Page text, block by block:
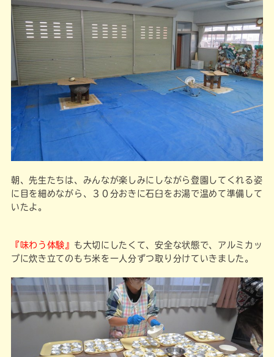
朝、先生たちは、みんなが楽しみにしながら登園してくれる姿
に目を細めながら、３０分おきに石臼をお湯で温めて準備して
いたよ。
『味わう体験』 も大切にしたくて、安全な状態で、アルミカッ
プに炊き立てのもち米を一人分ずつ取り分けていきました。